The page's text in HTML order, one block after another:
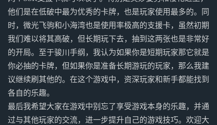
他们是在低破中最为优秀的卡牌，也是玩家使用最多的。同
时，微光飞驹和小海湾也是使用率极高的支援卡，虽然初期
我们难以将其高破，但长期玩下去，抽到这两张也是非常好
的开局。至于骏川手纲，我认为如果你是短期玩家那它就是
你必抽的卡牌，但如果你是准备长期游玩的玩家，那么我建
议继续刷其他的。在这个游戏中，资深玩家和新手都能找到
各自的乐趣。
最后我希望大家在游戏中别忘了享受游戏本身的乐趣，并通
过与其他玩家的交流，进一步提升自己的游戏技巧。欢迎大